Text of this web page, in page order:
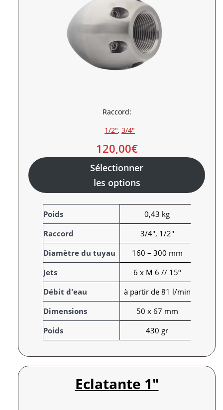
Raccord:
1/2″, 3/4″
120,00€
Sélectionner
les options
A
t
t
r
i
b
u
t
s
V
a
l
e
u
r
Poids
0,43 kg
Raccord
3/4", 1/2"
Diamètre du tuyau
160 – 300 mm
Jets
6 x M 6 // 15º
Débit d'eau
à partir de 81 l/min
Dimensions
50 x 67 mm
Poids
430 gr
Eclatante 1″